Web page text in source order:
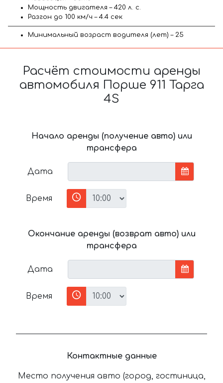
Мощность двигателя – 420 л. с.
Разгон до 100 км/ч – 4.4 сек
Минимальный возраст водителя (лет) – 25
Расчёт стоимости аренды
автомобиля Порше 911 Тарга
4S
Начало аренды (получение авто) или
трансфера
Дата
Время
Окончание аренды (возврат авто) или
трансфера
Дата
Время
Контактные данные
Место получения авто (город, гостиница,